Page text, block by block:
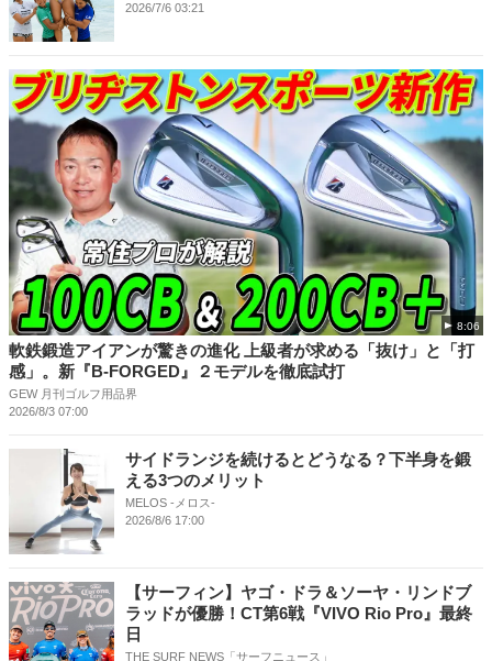
2026/7/6 03:21
8:06
軟鉄鍛造アイアンが驚きの進化 上級者が求める「抜け」と「打
感」。新『B-FORGED』２モデルを徹底試打
GEW 月刊ゴルフ用品界
2026/8/3 07:00
サイドランジを続けるとどうなる？下半身を鍛
える3つのメリット
MELOS -メロス-
2026/8/6 17:00
【サーフィン】ヤゴ・ドラ＆ソーヤ・リンドブ
ラッドが優勝！CT第6戦『VIVO Rio Pro』最終
日
THE SURF NEWS「サーフニュース」